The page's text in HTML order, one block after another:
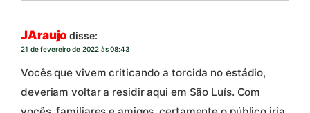
JAraujo disse:
21 de fevereiro de 2022 às 08:43
Vocês que vivem criticando a torcida no estádio,
deveriam voltar a residir aqui em São Luís. Com